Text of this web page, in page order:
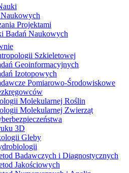
Projektami
Badań Naukowych
Szkieletowej
Geoinformacyjnych
Izotopowych
Pomiarowo-Środowiskowe
Molekularnej Roślin
Molekularnej Zwierząt
3D
Gleby
Badawczych i Diagnostycznych
Jakościowych